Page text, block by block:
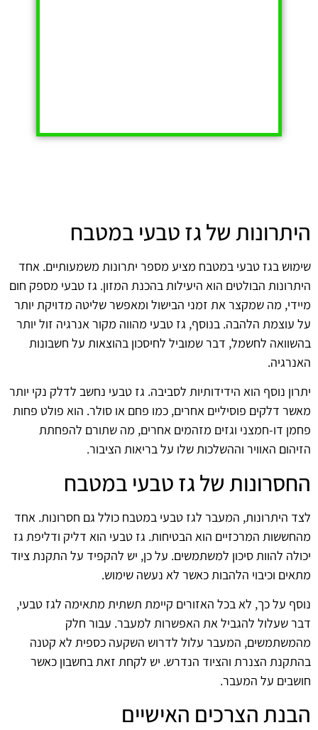
היתרונות של גז טבעי במטבח
שימוש בגז טבעי במטבח מציע מספר יתרונות משמעותיים. אחד
היתרונות הבולטים הוא היעילות בהכנת המזון. גז טבעי מספק חום
מיידי, מה שמקצר את זמני הבישול ומאפשר שליטה מדויקת יותר
על עוצמת הלהבה. בנוסף, גז טבעי מהווה מקור אנרגיה זול יותר
בהשוואה לחשמל, דבר שמוביל לחיסכון בהוצאות על חשבונות
האנרגיה.
יתרון נוסף הוא הידידותיות לסביבה. גז טבעי נחשב לדלק נקי יותר
מאשר דלקים פוסיליים אחרים, כמו פחם או סולר. הוא פולט פחות
פחמן דו-חמצני וגזים מזהמים אחרים, מה שתורם להפחתת
הזיהום האוויר וההשלכות שלו על בריאות הציבור.
החסרונות של גז טבעי במטבח
לצד היתרונות, המעבר לגז טבעי במטבח כולל גם חסרונות. אחד
מהחששות המרכזיים הוא הבטיחות. גז טבעי הוא דליק ודליפת גז
יכולה להוות סיכון למשתמשים. על כן, יש להקפיד על התקנת ציוד
מתאים וכיבוי הלהבות כאשר לא נעשה שימוש.
נוסף על כך, לא בכל האזורים קיימת תשתית מתאימה לגז טבעי,
דבר שעלול להגביל את האפשרות למעבר. עבור חלק
מהמשתמשים, המעבר עלול לדרוש השקעה כספית לא קטנה
בהתקנת הצנרת והציוד הנדרש. יש לקחת זאת בחשבון כאשר
חושבים על המעבר.
הבנת הצרכים האישיים